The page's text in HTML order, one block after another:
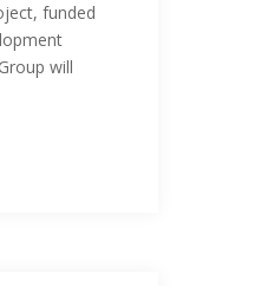
funded
will